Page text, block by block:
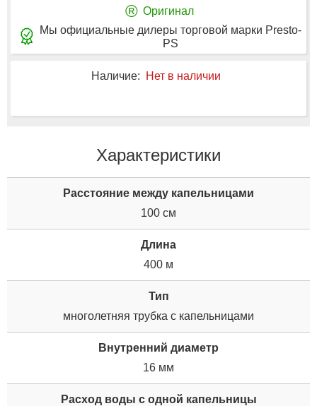
® Оригинал
Мы официальные дилеры торговой марки Presto-
PS
Наличие: Нет в наличии
Характеристики
Расстояние между капельницами
100 см
Длина
400 м
Тип
многолетняя трубка с капельницами
Внутренний диаметр
16 мм
Расход воды с одной капельницы